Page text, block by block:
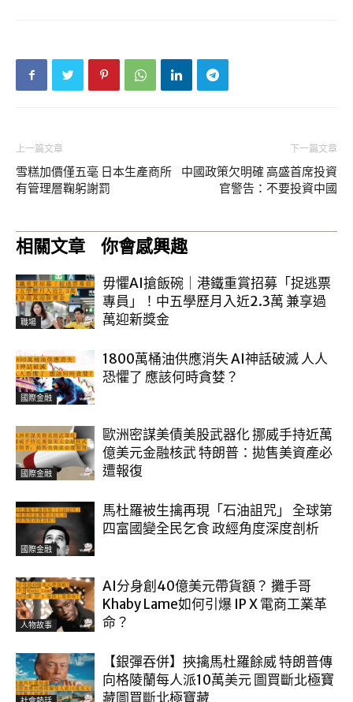
上一篇文章
雪糕加價僅五毫 日本生產商所
有管理層鞠躬謝罰
下一篇文章
中國政策欠明確 高盛首席投資
官警告：不要投資中國
相關文章 你會感興趣
職場
毋懼AI搶飯碗｜港鐵重賞招募「捉逃票
專員」！中五學歷月入近2.3萬 兼享過
萬迎新獎金
國際金融
1800萬桶油供應消失 AI神話破滅 人人
恐懼了 應該何時貪婪？
國際金融
歐洲密謀美債美股武器化 挪威手持近萬
億美元金融核武 特朗普：拋售美資產必
遭報復
國際金融
馬杜羅被生擒再現「石油詛咒」 全球第
四富國變全民乞食 政經角度深度剖析
人物故事
AI分身創40億美元帶貨額？ 攤手哥
Khaby Lame如何引爆 IP X 電商工業革
命？
【銀彈吞併】挾擒馬杜羅餘威 特朗普傳
向格陵蘭每人派10萬美元 圖買斷北極寶
藏圖買斷北極寶藏